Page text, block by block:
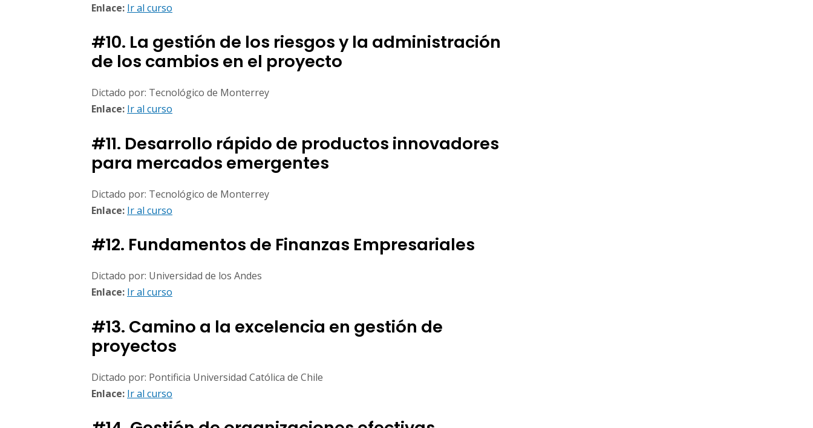
Enlace: Ir al curso
#10. La gestión de los riesgos y la administración
de los cambios en el proyecto
Dictado por: Tecnológico de Monterrey
Enlace: Ir al curso
#11. Desarrollo rápido de productos innovadores
para mercados emergentes
Dictado por: Tecnológico de Monterrey
Enlace: Ir al curso
#12. Fundamentos de Finanzas Empresariales
Dictado por: Universidad de los Andes
Enlace: Ir al curso
#13. Camino a la excelencia en gestión de
proyectos
Dictado por: Pontificia Universidad Católica de Chile
Enlace: Ir al curso